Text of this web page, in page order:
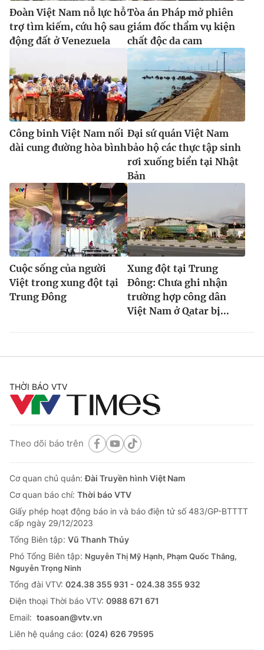
Đoàn Việt Nam nỗ lực hỗ
trợ tìm kiếm, cứu hộ sau
động đất ở Venezuela
Tòa án Pháp mở phiên
giám đốc thẩm vụ kiện
chất độc da cam
Công binh Việt Nam nối
dài cung đường hòa bình
Đại sứ quán Việt Nam
bảo hộ các thực tập sinh
rơi xuống biển tại Nhật
Bản
Cuộc sống của người
Việt trong xung đột tại
Trung Đông
Xung đột tại Trung
Đông: Chưa ghi nhận
trường hợp công dân
Việt Nam ở Qatar bị...
THỜI BÁO VTV
Theo dõi báo trên
Cơ quan chủ quản:Đài Truyền hình Việt Nam
Cơ quan báo chí: Thời báo VTV
Giấy phép hoạt động báo in và báo điện tử số 483/GP-BTTTT
cấp ngày 29/12/2023
Tổng Biên tập: Vũ Thanh Thủy
Phó Tổng Biên tập: Nguyễn Thị Mỹ Hạnh, Phạm Quốc Thắng,
Nguyễn Trọng Ninh
Tổng đài VTV: 024.38 355 931 - 024.38 355 932
Ðiện thoại Thời báo VTV: 0988 671 671
Email: toasoan@vtv.vn
Liên hệ quảng cáo: (024) 626 79595